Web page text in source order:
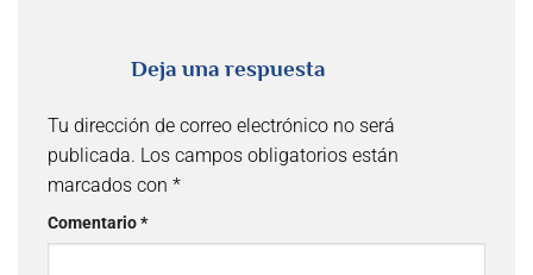
Deja una respuesta
Tu dirección de correo electrónico no será
publicada. Los campos obligatorios están
marcados con *
Comentario*